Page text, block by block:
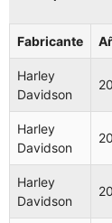
Fabricante
Harley
Davidson
Harley
Davidson
Harley
Davidson